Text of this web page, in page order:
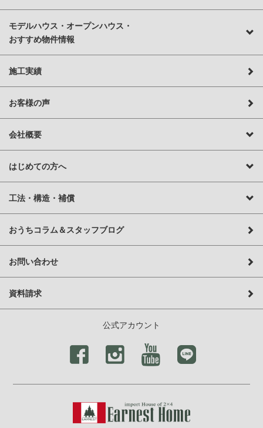
モデルハウス・オープンハウス・
おすすめ物件情報
施工実績
お客様の声
会社概要
はじめての方へ
工法・構造・補償
おうちコラム＆スタッフブログ
お問い合わせ
資料請求
公式アカウント